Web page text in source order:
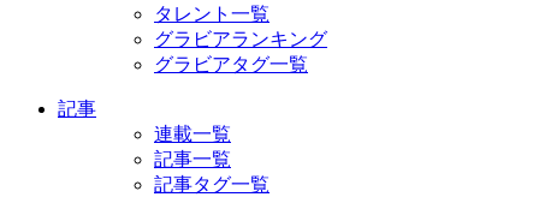
タレント一覧
グラビアランキング
グラビアタグ一覧
記事
連載一覧
記事一覧
記事タグ一覧